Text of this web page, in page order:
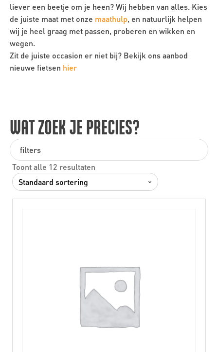
liever een beetje om je heen? Wij hebben van alles. Kies
de juiste maat met onze maathulp, en natuurlijk helpen
wij je heel graag met passen, proberen en wikken en
wegen.
Zit de juiste occasion er niet bij? Bekijk ons aanbod
nieuwe fietsen hier
WAT ZOEK JE PRECIES?
filters
Toont alle 12 resultaten